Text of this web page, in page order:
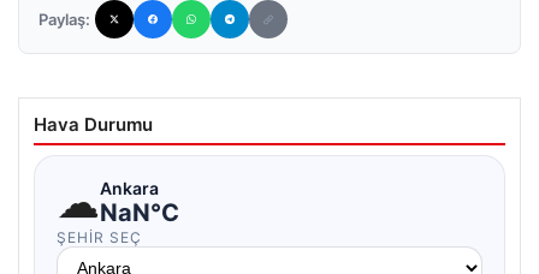
Paylaş:
Hava Durumu
☁Ankara
NaN°C
ŞEHIR SEÇ